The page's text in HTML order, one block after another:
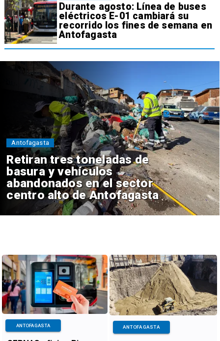
Durante agosto: Línea de buses
eléctricos E-01 cambiará su
recorrido los fines de semana en
Antofagasta
Retiran tres toneladas de
basura y vehículos
abandonados en el sector
centro alto de Antofagasta
Antofagasta
ANTOFAGASTA ANTOFAGASTA